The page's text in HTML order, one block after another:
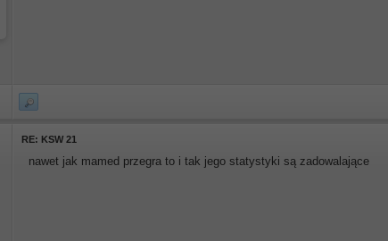
RE: KSW 21
nawet jak mamed przegra to i tak jego statystyki są zadowalające